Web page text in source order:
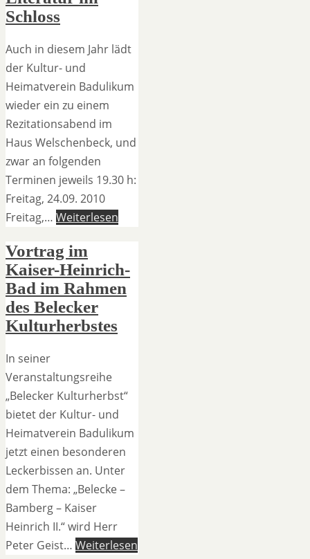
Schloss
Auch in diesem Jahr lädt
der Kultur- und
Heimatverein Badulikum
wieder ein zu einem
Rezitationsabend im
Haus Welschenbeck, und
zwar an folgenden
Terminen jeweils 19.30 h:
Freitag, 24.09. 2010
Freitag,… Weiterlesen
Vortrag im
Kaiser-Heinrich-
Bad im Rahmen
des Belecker
Kulturherbstes
In seiner
Veranstaltungsreihe
„Belecker Kulturherbst“
bietet der Kultur- und
Heimatverein Badulikum
jetzt einen besonderen
Leckerbissen an. Unter
dem Thema: „Belecke –
Bamberg – Kaiser
Heinrich II.“ wird Herr
Peter Geist… Weiterlesen